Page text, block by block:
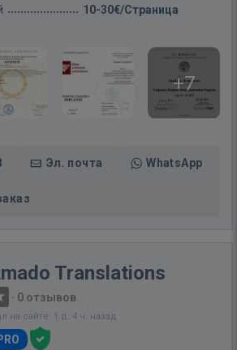
10-30€/Страница
+7
Эл. почта WhatsApp
Translations
· 0 отзывов
на сайте: 1 д. 4 ч. назад